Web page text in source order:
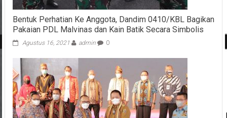
Bentuk Perhatian Ke Anggota, Dandim 0410/KBL Bagikan
Pakaian PDL Malvinas dan Kain Batik Secara Simbolis
Agustus 16, 2021 admin 0